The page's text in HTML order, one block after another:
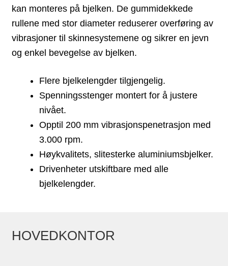
kan monteres på bjelken. De gummidekkede
rullene med stor diameter reduserer overføring av
vibrasjoner til skinnesystemene og sikrer en jevn
og enkel bevegelse av bjelken.
Flere bjelkelengder tilgjengelig.
Spenningsstenger montert for å justere
nivået.
Opptil 200 mm vibrasjonspenetrasjon med
3.000 rpm.
Høykvalitets, slitesterke aluminiumsbjelker.
Drivenheter utskiftbare med alle
bjelkelengder.
HOVEDKONTOR